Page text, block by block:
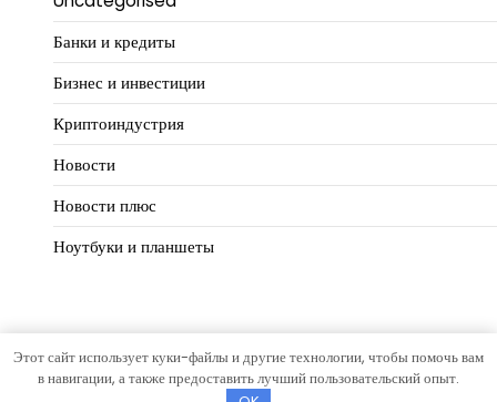
Банки и кредиты
Бизнес и инвестиции
Криптоиндустрия
Новости
Новости плюс
Ноутбуки и планшеты
Copyright © 2026Финансовая логикаТема Hourly News от
Этот сайт использует куки-файлы и другие технологии, чтобы помочь вам
в навигации, а также предоставить лучший пользовательский опыт.